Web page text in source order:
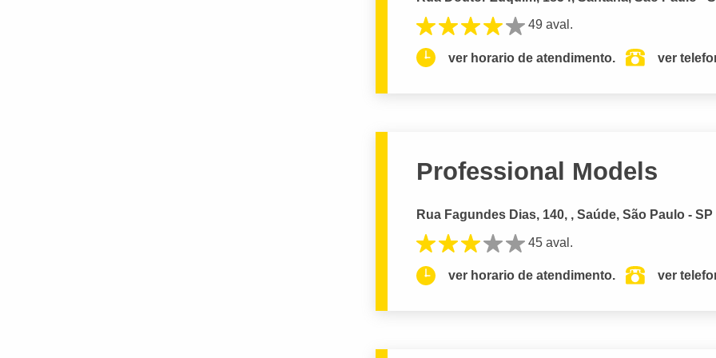
49 aval.
ver horario de atendimento. ver
Professional Models
Rua Fagundes Dias, 140, , Saúde, São Paulo - SP
45 aval.
ver horario de atendimento. ver